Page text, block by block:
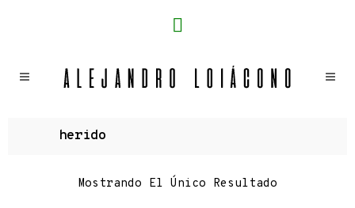
herido
Mostrando El Único Resultado